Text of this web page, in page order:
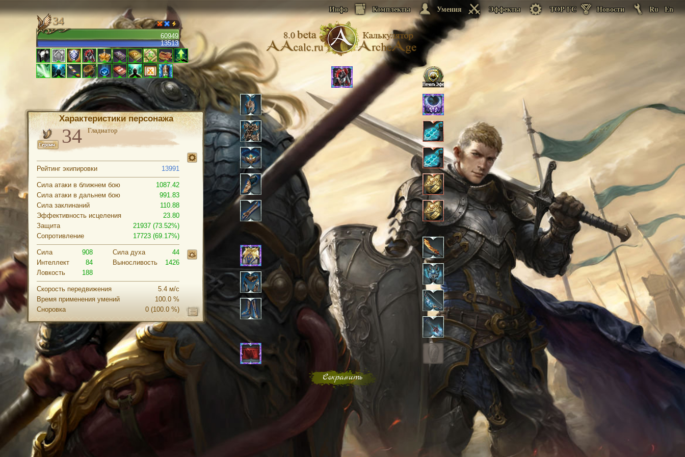
60949
13513
34
Характеристики персонажа
Гладиатор
Рейтинг экипировки 13991
Сила атаки в ближнем бою
1087.42
Сила атаки в дальнем бою
991.83
Сила заклинаний
110.88
Эффективность исцеления
23.80
Защита
21937 (73.52%)
Сопротивление
17723 (69.17%)
Сила
908
Интеллект
84
Ловкость
188
Cила духа
44
Выносливость
1426
Скорость передвижения
5.4 м/с
Время применения умений
100.0 %
Сноровка
(100.0 %)
0
Сохранить
Инфо Комплекты Умения Эффекты TOP ГС Новости Ru En